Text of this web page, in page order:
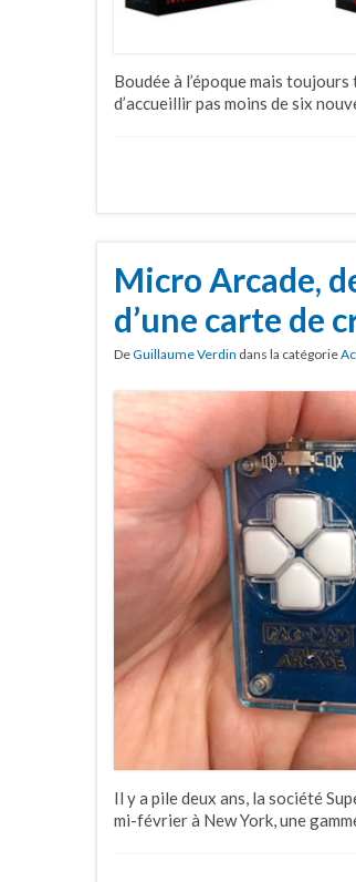
Boudée à l’époque mais
d’accueillir pas moins de six
Micro Arcade,
d’une carte de
DeGuillaume Verdin dans la catégorie
Il y a pile deux ans, la société
mi-février à New York, une